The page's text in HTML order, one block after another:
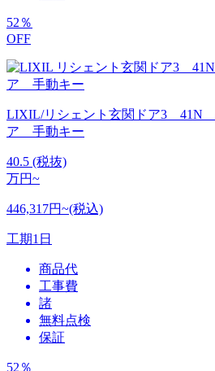
52 ％
OFF
LIXIL/リシェント玄関ドア3 41N
ア 手動キー
40.5 (税抜)
万円~
446,317円~(税込)
工期1日
商品代
工事費
諸
無料点検
保証
52 ％